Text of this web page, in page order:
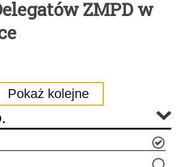
ZMPD w
Pokaż kolejne